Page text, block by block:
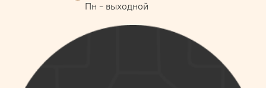
Пн - выходной